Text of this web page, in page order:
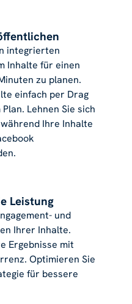
integrierten
Inhalte für einen
zu planen.
einfach per Drag
Lehnen Sie sich
Ihre Inhalte
Leistung
und
Ihrer Inhalte.
Ergebnisse mit
Optimieren Sie
für bessere